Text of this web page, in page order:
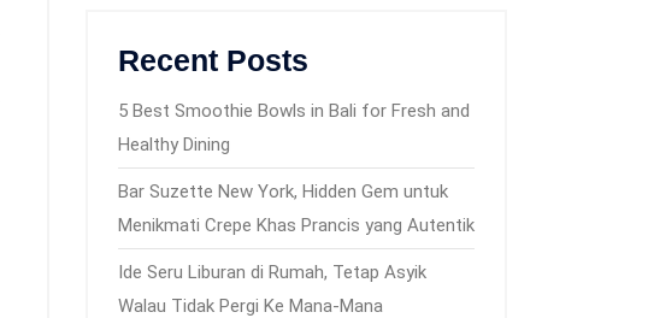
Recent Posts
5 Best Smoothie Bowls in Bali for Fresh and
Healthy Dining
Bar Suzette New York, Hidden Gem untuk
Menikmati Crepe Khas Prancis yang Autentik
Ide Seru Liburan di Rumah, Tetap Asyik
Walau Tidak Pergi Ke Mana-Mana